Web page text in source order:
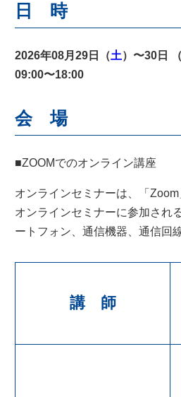
日 時
2026年08月29日（土）〜30日
09:00〜18:00
会 場
■ZOOMでのオンライン講座
オンラインセミナーは、「 Zoom
オンラインセミナーに参加され
ートフォン、通信機器、通信回
講 師